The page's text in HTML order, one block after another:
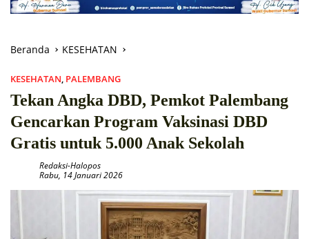
Beranda KESEHATAN
KESEHATAN PALEMBANG
Tekan Angka DBD, Pemkot Palembang
Gencarkan Program Vaksinasi DBD
Gratis untuk 5.000 Anak Sekolah
Redaksi-Halopos
Rabu, 14 Januari 2026